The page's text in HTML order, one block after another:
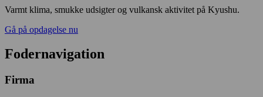
Varmt klima, smukke udsigter og vulkansk aktivitet på Kyushu.
Gå på opdagelse nu
Fodernavigation
Firma